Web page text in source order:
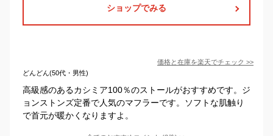
ショップでみる
価格と在庫を楽天でチェック >>
どんどん(50代・男性)
高級感のあるカシミア100％のストールがおすすめです。ジ
ョンストンズ定番で人気のマフラーです。ソフトな肌触り
で首元が暖かくなりますよ。